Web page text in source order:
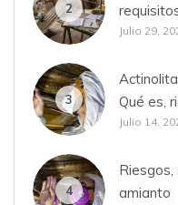
2
Julio 29,
3
Qué es,
Julio 14,
4
amianto